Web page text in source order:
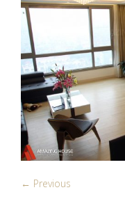
← Previous